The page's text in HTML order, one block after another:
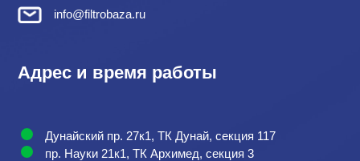
info@filtrobaza.ru
Адрес и время работы
Дунайский пр. 27к1, ТК Дунай, секция 117
пр. Науки 21к1, ТК Архимед, секция 3